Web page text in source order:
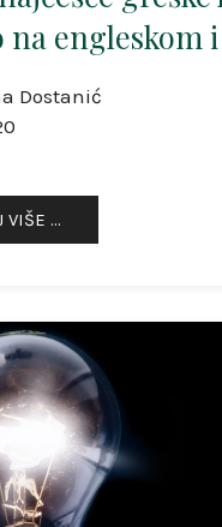
engleskom i
Dostanić
VIŠE …